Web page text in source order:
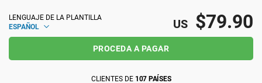
AS9100
Automoción
LENGUAJE DE LA PLANTILLA
ESPAÑOL
US $79.90
PROCEDA A PAGAR
CLIENTES DE 107 PAÍSES